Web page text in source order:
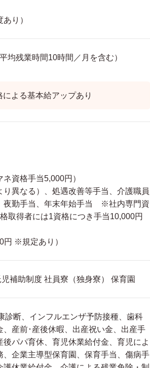
り）
均残業時間10時間／月を含む）
よる基本給アップあり
資格手当5,000円）
異なる）、処遇改善等手当、介護職員
夜勤手当、年末年始手当 ※社内専門資
取得者には1資格につき手当10,000円
円 ※規定あり）
補助制度 社員寮（独身寮） 保育園
診断、インフルエンザ予防接種、歯科
産前･産後休暇、出産祝い金、出産手
パパ育休、育児休業給付金、育児によ
企業主導型保育園、保育手当、傷病手